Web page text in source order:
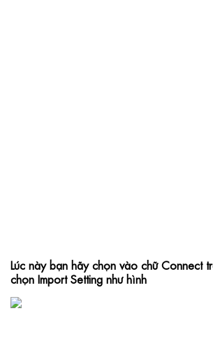
Lúc này bạn hãy chọn vào chữ Connect
chọn Import Setting như hình